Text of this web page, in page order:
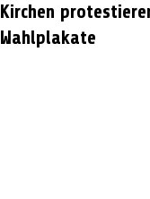
Kirchen
Wahlplakate